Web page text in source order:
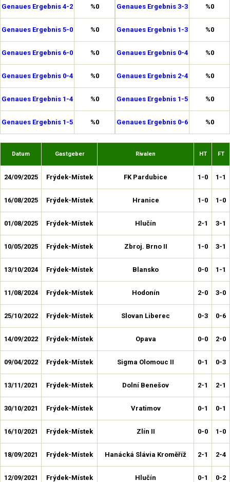
Genaues Ergebnis 4-2 %0
Genaues Ergebnis 5-0 %0
Genaues Ergebnis 6-0 %0
Genaues Ergebnis 0-4 %0
Genaues Ergebnis 1-4 %0
Genaues Ergebnis 1-5 %0
Genaues Ergebnis 3-3 %0
Genaues Ergebnis 1-3 %0
Genaues Ergebnis 0-4 %0
Genaues Ergebnis 2-4 %0
Genaues Ergebnis 1-5 %0
Genaues Ergebnis 0-6 %0
Datum Gastgeber Rivalen HT FT
24/09/2025 Frýdek-Místek FK Pardubice 1-0 1-1
16/08/2025 Frýdek-Místek Hranice 1-0 1-0
01/08/2025 Frýdek-Místek Hlučín 2-1 3-1
10/05/2025 Frýdek-Místek Zbroj. Brno II 1-0 3-1
13/10/2024 Frýdek-Místek Blansko 0-0 1-1
11/08/2024 Frýdek-Místek Hodonín 2-0 3-0
25/10/2022 Frýdek-Místek Slovan Liberec 0-3 0-6
14/09/2022 Frýdek-Místek Opava 0-0 2-0
09/04/2022 Frýdek-Místek Sigma Olomouc II 0-1 0-3
13/11/2021 Frýdek-Místek Dolní Benešov 2-1 2-1
30/10/2021 Frýdek-Místek Vratimov 0-1 0-1
16/10/2021 Frýdek-Místek Zlín II 0-0 1-0
18/09/2021 Frýdek-Místek Hanácká Slávia Kroměříž 2-1 2-4
12/09/2021 Frýdek-Místek Hlučín 0-1 0-2